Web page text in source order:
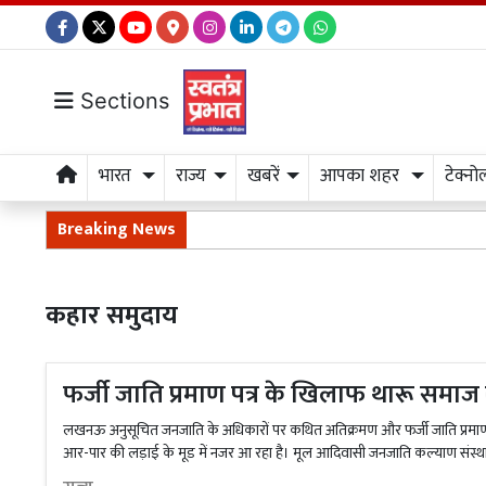
Sections
भारत राज्य खबरें आपका शहर
Breaking News
कहार समुदाय
फर्जी जाति प्रमाण पत्र के खिलाफ थारू
लखनऊ अनुसूचित जनजाति के अधिकारों पर कथित अतिक्रमण और फर्जी जाति
आर-पार की लड़ाई के मूड में नजर आ रहा है। मूल आदिवासी जनजाति कल्याण